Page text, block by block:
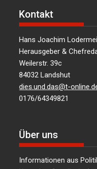
Kontakt
Hans Joachim
Herausgeber &
Weilerstr. 39c
84032 Landshut
dies.und.das@t-
0176/64349821
Über uns
Informationen aus